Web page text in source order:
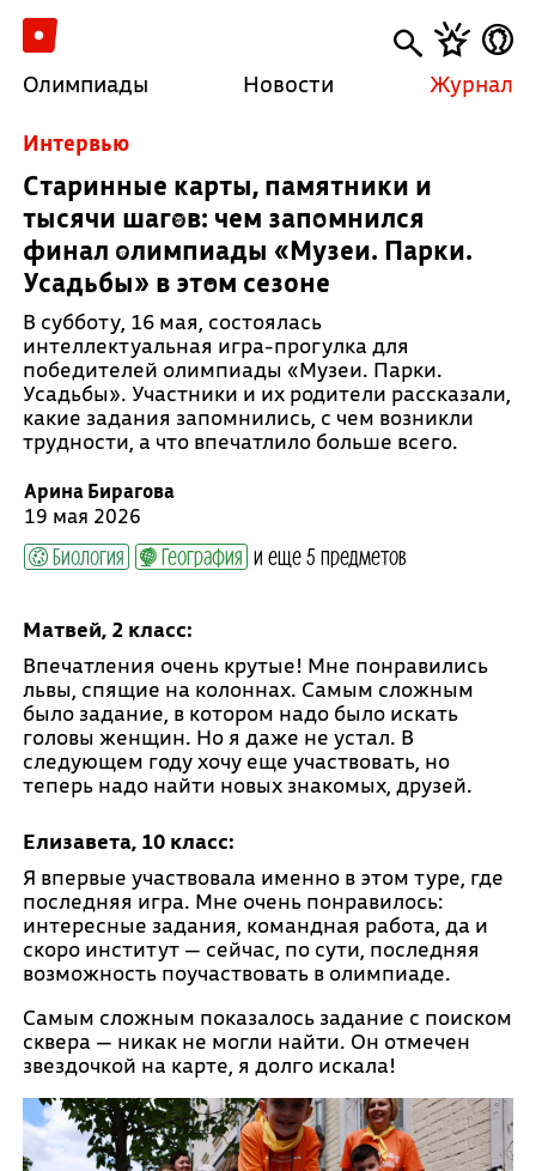
Олимпиады Новости Журнал
Интервью
Старинные карты, памятники и
тысячи шагов: чем запомнился
финал олимпиады «Музеи. Парки.
Усадьбы» в этом сезоне
В субботу, 16 мая, состоялась
интеллектуальная игра-прогулка для
победителей олимпиады «Музеи. Парки.
Усадьбы». Участники и их родители рассказали,
какие задания запомнились, с чем возникли
трудности, а что впечатлило больше всего.
Арина Бирагова
19 мая 2026
Биология География и еще 5 предметов
Матвей, 2 класс:
Впечатления очень крутые! Мне понравились
львы, спящие на колоннах. Самым сложным
было задание, в котором надо было искать
головы женщин. Но я даже не устал. В
следующем году хочу еще участвовать, но
теперь надо найти новых знакомых, друзей.
Елизавета, 10 класс:
Я впервые участвовала именно в этом туре, где
последняя игра. Мне очень понравилось:
интересные задания, командная работа, да и
скоро институт — сейчас, по сути, последняя
возможность поучаствовать в олимпиаде.
Самым сложным показалось задание с поиском
сквера — никак не могли найти. Он отмечен
звездочкой на карте, я долго искала!